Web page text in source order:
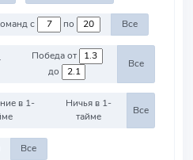
Против команд с по Все
Победа от
до
Все
в 1-
Ничья в 1-
тайме
Все
Все